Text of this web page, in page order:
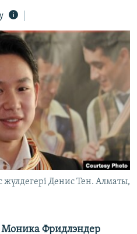
Денис Тен. Алматы,
Фридлэндер